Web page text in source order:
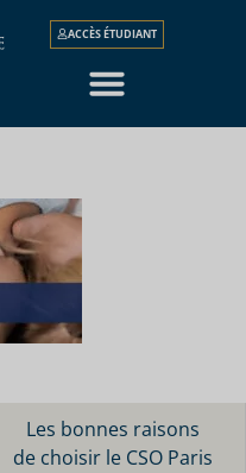
ACCÈS ÉTUDIANT
Les bonnes raisons
de choisir le CSO Paris